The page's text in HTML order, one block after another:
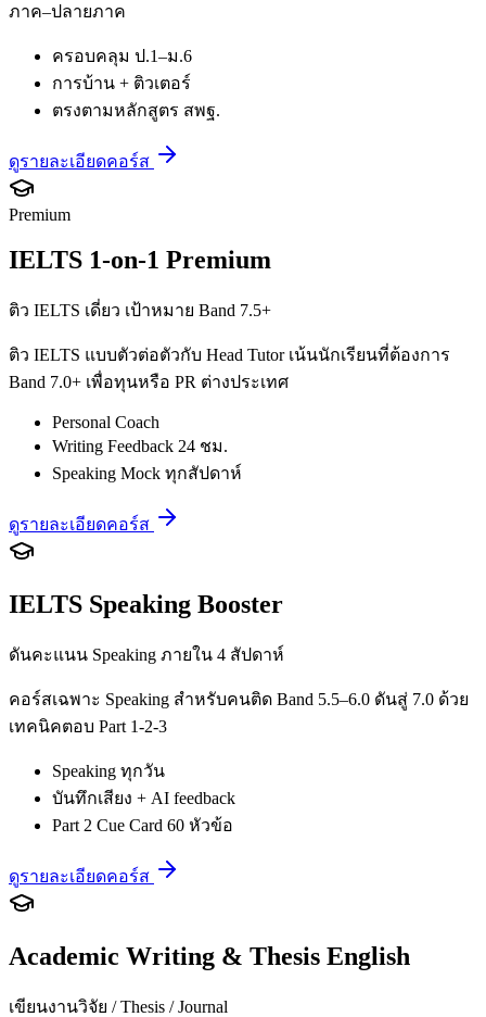
ภาค–ปลายภาค
ครอบคลุม ป.1–ม.6
การบ้าน + ติวเตอร์
ตรงตามหลักสูตร สพฐ.
ดูรายละเอียดคอร์ส
Premium
IELTS 1-on-1 Premium
ติว IELTS เดี่ยว เป้าหมาย Band 7.5+
ติว IELTS แบบตัวต่อตัวกับ Head Tutor เน้นนักเรียนที่ต้องการ
Band 7.0+ เพื่อทุนหรือ PR ต่างประเทศ
Personal Coach
Writing Feedback 24 ชม.
Speaking Mock ทุกสัปดาห์
ดูรายละเอียดคอร์ส
IELTS Speaking Booster
ดันคะแนน Speaking ภายใน 4 สัปดาห์
คอร์สเฉพาะ Speaking สำหรับคนติด Band 5.5–6.0 ดันสู่ 7.0 ด้วย
เทคนิคตอบ Part 1-2-3
Speaking ทุกวัน
บันทึกเสียง + AI feedback
Part 2 Cue Card 60 หัวข้อ
ดูรายละเอียดคอร์ส
Academic Writing & Thesis English
เขียนงานวิจัย / Thesis / Journal